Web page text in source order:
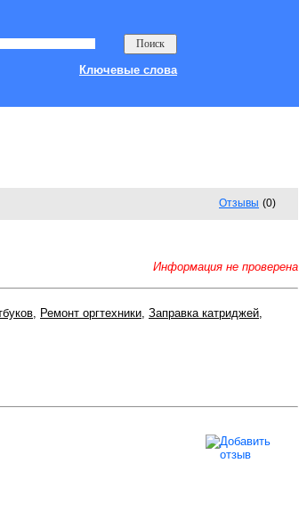
Ключевые слова
Отзывы (0)
Информация не проверена
, Ремонт оргтехники, Заправка катриджей,